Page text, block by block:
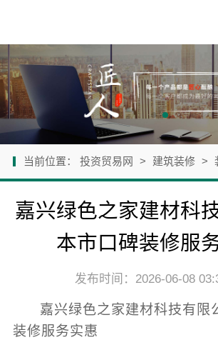
当前位置： 投资贸易网 > 建筑装修 >
嘉兴绿色之家建材科
本市口碑装修服
发布时间：2026-06-08
嘉兴绿色之家建材科技有限
装修服务实惠